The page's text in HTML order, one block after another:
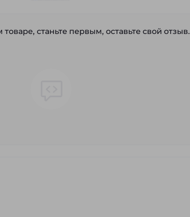
станьте первым, оставьте свой отзыв.